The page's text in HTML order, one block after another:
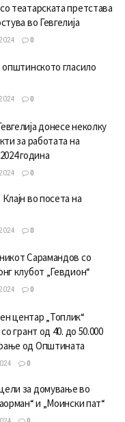
театарската претстава
во Гевгелија
0
гласило
0
донесе неколку
за работата на
година
0
во посета на
0
Сарамандов со
клубот „Гевдион“
0
центар „Топлик“
грант од 40. до 50.000
од Општината
0
за домување во
и „Моински пат“